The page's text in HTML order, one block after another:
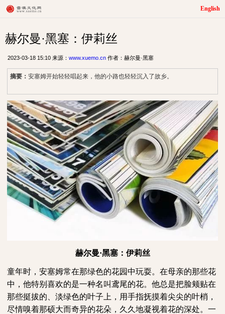
English
赫尔曼·黑塞：伊莉丝
2023-03-18 15:10 来源： www.xuemo.cn 作者：赫尔曼·黑塞
摘要： 安塞姆开始轻轻唱起来，他的小路也轻轻沉入了故乡。
赫尔曼·黑塞：伊莉丝
童年时，安塞姆常在那绿色的花园中玩耍。在母亲的那些花
中，他特别喜欢的是一种名叫鸢尾的花。他总是把脸颊贴在
那些挺拔的、淡绿色的叶子上，用手指抚摸着尖尖的叶梢，
尽情嗅着那硕大而奇异的花朵，久久地凝视着花的深处。一